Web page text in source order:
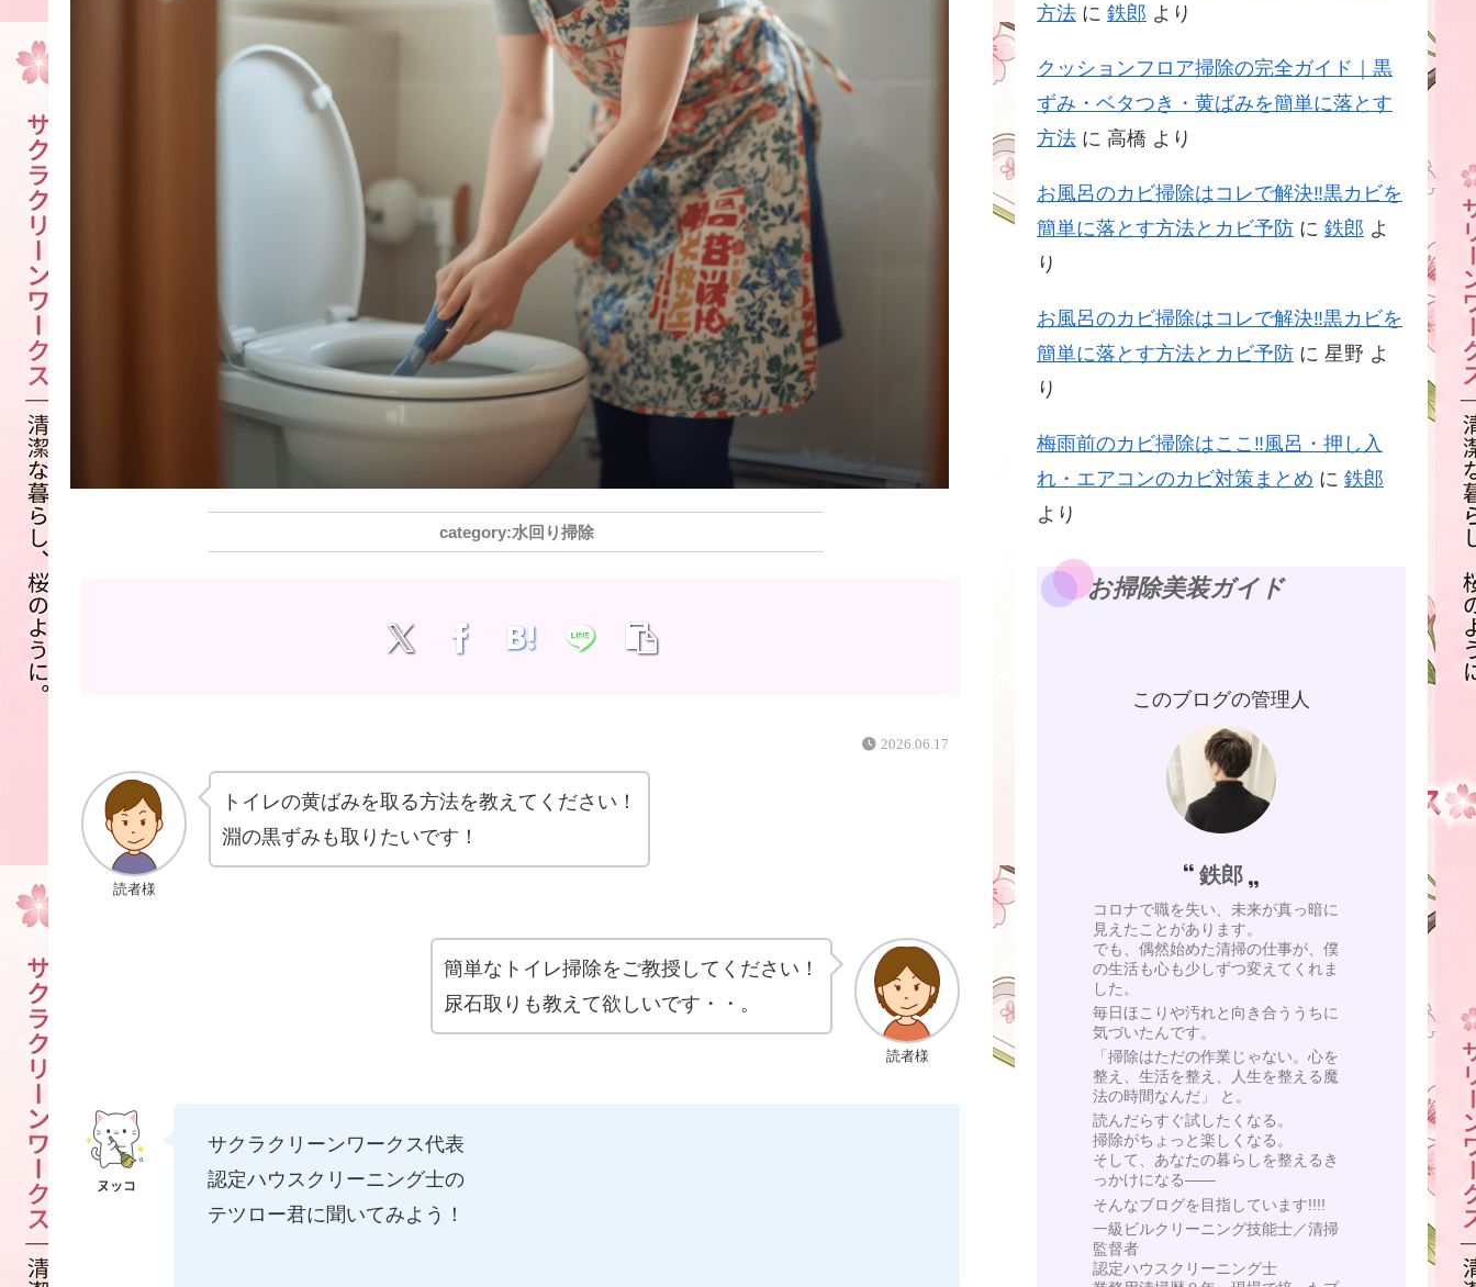
水回り掃除
2026.06.17
読者様
トイレの黄ばみを取る方法を教えてください！
淵の黒ずみも取りたいです！
読者様
簡単なトイレ掃除をご教授してください！
尿石取りも教えて欲しいです・・。
サクラクリーンワークス代表
認定ハウスクリーニング士の
テツロー君に聞いてみよう！
方法 に 鉄郎 より
クッションフロア掃除の完全ガイド｜黒
ずみ・ベタつき・黄ばみを簡単に落とす
方法 に 高橋 より
お風呂のカビ掃除はコレで解決‼黒カビを
簡単に落とす方法とカビ予防 に 鉄郎 よ
り
お風呂のカビ掃除はコレで解決‼黒カビを
簡単に落とす方法とカビ予防 に 星野 よ
り
梅雨前のカビ掃除はここ‼風呂・押し入
れ・エアコンのカビ対策まとめ に 鉄郎
より
お掃除美装ガイド
このブログの管理人
鉄郎
コロナで職を失い、未来が真っ暗に
見えたことがあります。
でも、偶然始めた清掃の仕事が、僕
の生活も心も少しずつ変えてくれま
した。
毎日ほこりや汚れと向き合ううちに
気づいたんです。
「掃除はただの作業じゃない。心を
整え、生活を整え、人生を整える魔
法の時間なんだ」 と。
読んだらすぐ試したくなる。
掃除がちょっと楽しくなる。
そして、あなたの暮らしを整えるき
っかけになる——
そんなブログを目指しています!!!!
一級ビルクリーニング技能士／清掃
監督者
認定ハウスクリーニング士